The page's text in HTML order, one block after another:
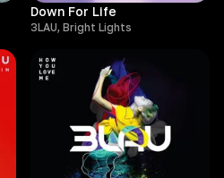
Down For Life
3LAU, Bright Lights